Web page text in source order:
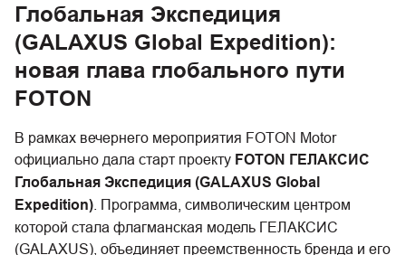
Глобальная Экспедиция
(GALAXUS Global Expedition):
новая глава глобального пути
FOTON
В рамках вечернего мероприятия FOTON Motor
официально дала старт проекту FOTON ГЕЛАКСИС
Глобальная Экспедиция (GALAXUS Global
Expedition) . Программа, символическим центром
которой стала флагманская модель ГЕЛАКСИС
(GALAXUS), объединяет преемственность бренда и его